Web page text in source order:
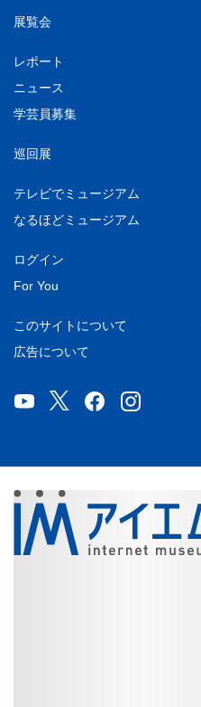
展覧会
レポート
ニュース
学芸員募集
巡回展
テレビでミュージアム
なるほどミュージアム
ログイン
For You
このサイトについて
広告について